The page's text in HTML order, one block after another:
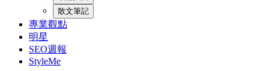
散文筆記
專業觀點
明星
SEO週報
StyleMe